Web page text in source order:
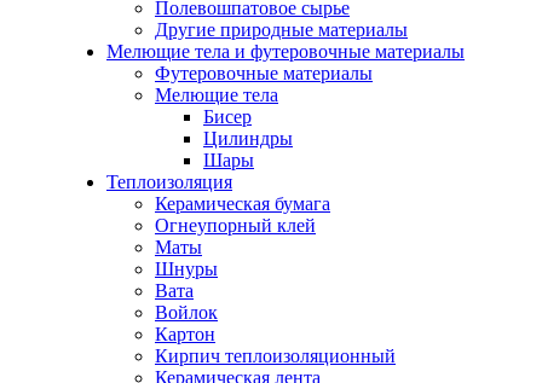
Полевошпатовое сырье
Другие природные материалы
Мелющие тела и футеровочные материалы
Футеровочные материалы
Мелющие тела
Бисер
Цилиндры
Шары
Теплоизоляция
Керамическая бумага
Огнеупорный клей
Маты
Шнуры
Вата
Войлок
Картон
Кирпич теплоизоляционный
Керамическая лента